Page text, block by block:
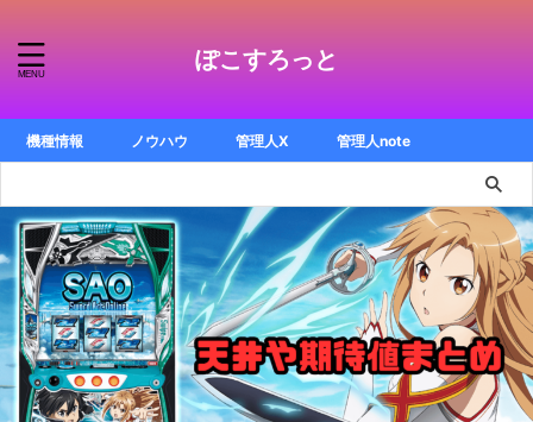
ぽこすろっと
機種情報 ノウハウ 管理人X 管理人note